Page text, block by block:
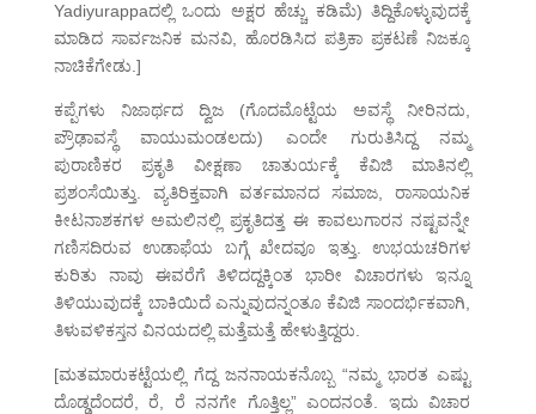
Yadiyurappaದಲ್ಲಿ ಒಂದು ಅಕ್ಷರ ಹೆಚ್ಚು ಕಡಿಮೆ) ತಿದ್ದಿಕೊಳ್ಳುವುದಕ್ಕೆ
ಮಾಡಿದ ಸಾರ್ವಜನಿಕ ಮನವಿ, ಹೊರಡಿಸಿದ ಪತ್ರಿಕಾ ಪ್ರಕಟಣೆ ನಿಜಕ್ಕೂ
ನಾಚಿಕೆಗೇಡು.]
ಕಪ್ಪೆಗಳು ನಿಜಾರ್ಥದ ದ್ವಿಜ (ಗೊದಮೊಟ್ಟೆಯ ಅವಸ್ಥೆ ನೀರಿನದು,
ಪ್ರೌಢಾವಸ್ಥೆ ವಾಯುಮಂಡಲದು) ಎಂದೇ ಗುರುತಿಸಿದ್ದ ನಮ್ಮ
ಪುರಾಣಿಕರ ಪ್ರಕೃತಿ ವೀಕ್ಷಣಾ ಚಾತುರ್ಯಕ್ಕೆ ಕೆವಿಜಿ ಮಾತಿನಲ್ಲಿ
ಪ್ರಶಂಸೆಯಿತ್ತು. ವ್ಯತಿರಿಕ್ತವಾಗಿ ವರ್ತಮಾನದ ಸಮಾಜ, ರಾಸಾಯನಿಕ
ಕೀಟನಾಶಕಗಳ ಅಮಲಿನಲ್ಲಿ ಪ್ರಕೃತಿದತ್ತ ಈ ಕಾವಲುಗಾರನ ನಷ್ಟವನ್ನೇ
ಗಣಿಸದಿರುವ ಉಡಾಫೆಯ ಬಗ್ಗೆ ಖೇದವೂ ಇತ್ತು. ಉಭಯಚರಿಗಳ
ಕುರಿತು ನಾವು ಈವರೆಗೆ ತಿಳಿದದ್ದಕ್ಕಿಂತ ಭಾರೀ ವಿಚಾರಗಳು ಇನ್ನೂ
ತಿಳಿಯುವುದಕ್ಕೆ ಬಾಕಿಯಿದೆ ಎನ್ನುವುದನ್ನಂತೂ ಕೆವಿಜಿ ಸಾಂದರ್ಭಿಕವಾಗಿ,
ತಿಳುವಳಿಕಸ್ತನ ವಿನಯದಲ್ಲಿ ಮತ್ತೆಮತ್ತೆ ಹೇಳುತ್ತಿದ್ದರು.
[ಮತಮಾರುಕಟ್ಟೆಯಲ್ಲಿ ಗೆದ್ದ ಜನನಾಯಕನೊಬ್ಬ “ನಮ್ಮ ಭಾರತ ಎಷ್ಟು
ದೊಡ್ಡದೆಂದರೆ, ರೆ, ರೆ ನನಗೇ ಗೊತ್ತಿಲ್ಲ” ಎಂದನಂತೆ. ಇದು ವಿಚಾರ